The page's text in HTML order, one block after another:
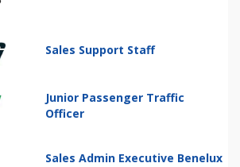
Sales Support Staff
Junior Passenger Traffic
Officer
Sales Admin Executive Benelux